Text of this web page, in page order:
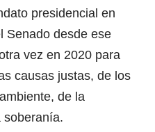
presidencial en
Senado desde ese
vez en 2020 para
causas justas, de los
de la
soberanía.